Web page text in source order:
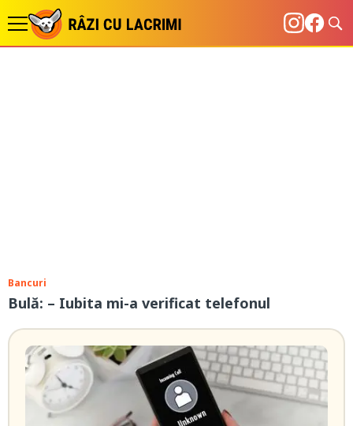
Bancuri
Bulă: – Iubita mi-a verificat telefonul